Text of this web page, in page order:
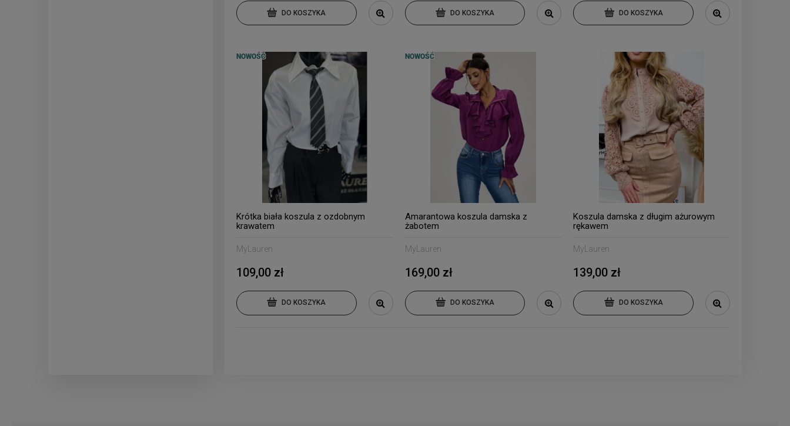
DO KOSZYKA DO KOSZYKA DO KOSZYKA
Krótka biała koszula z ozdobnym
krawatem
MyLauren
109,00 zł
DO KOSZYKA
NOWOŚĆ
Amarantowa koszula damska z
żabotem
MyLauren
169,00 zł
DO KOSZYKA
NOWOŚĆ
Koszula damska z długim ażurowym
rękawem
MyLauren
139,00 zł
DO KOSZYKA